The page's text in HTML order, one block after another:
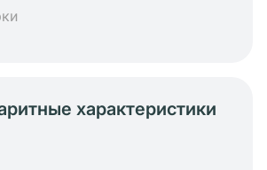
характеристики